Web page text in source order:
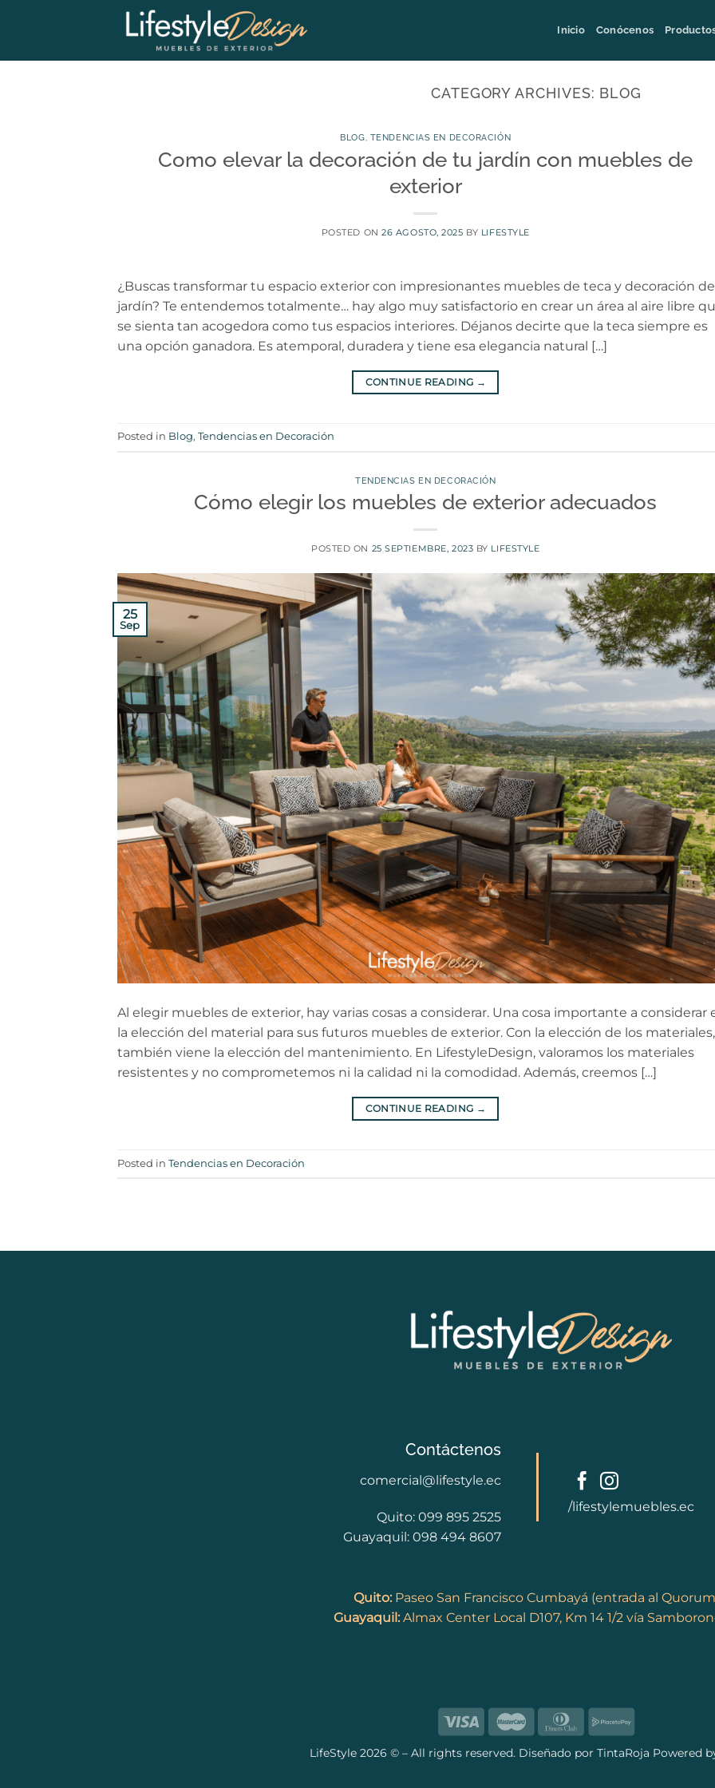
Inicio Conócenos
CATEGORY ARCHIVES: BLOG
BLOG, TENDENCIAS EN DECORACIÓN
Como elevar la decoración de tu jardín con muebles de
exterior
POSTED ON26 AGOSTO, 2025 BY LIFESTYLE
¿Buscas transformar tu espacio exterior con impresionantes muebles de teca y decoración de
jardín? Te entendemos totalmente… hay algo muy satisfactorio en crear un área al aire libre
se sienta tan acogedora como tus espacios interiores. Déjanos decirte que la teca siempre es
una opción ganadora. Es atemporal, duradera y tiene esa elegancia natural […]
CONTINUE READING →
Posted in Blog, Tendencias en Decoración
TENDENCIAS EN DECORACIÓN
Cómo elegir los muebles de exterior adecuados
POSTED ON 25 SEPTIEMBRE, 2023 BY LIFESTYLE
25
Sep
Al elegir muebles de exterior, hay varias cosas a considerar. Una cosa importante a considerar
la elección del material para sus futuros muebles de exterior. Con la elección de los materiales,
también viene la elección del mantenimiento. En LifestyleDesign, valoramos los materiales
resistentes y no comprometemos ni la calidad ni la comodidad. Además, creemos […]
CONTINUE READING →
Posted in Tendencias en Decoración
Contáctenos
comercial@lifestyle.ec
Quito: 099 895 2525
Guayaquil: 098 494 8607
/lifestylemuebles.ec
Quito:Paseo San Francisco Cumbayá (entrada al
Guayaquil:Almax Center Local D107, Km 14 1/2 vía
LifeStyle 2026 © – All rights reserved. Diseñado por TintaRoja Powered